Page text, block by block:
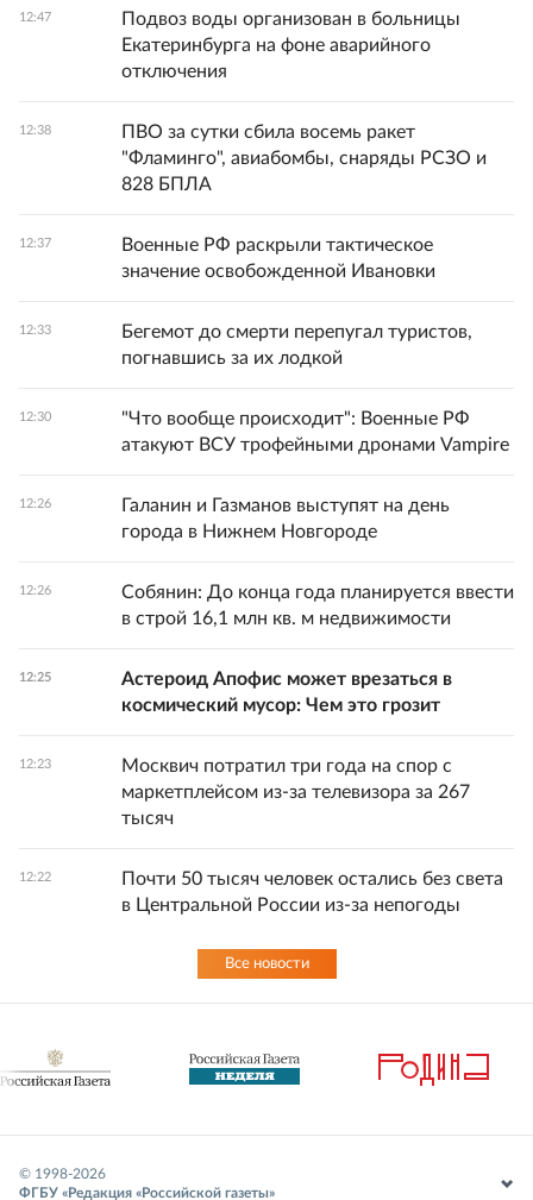
12:47
Подвоз воды организован в больницы
Екатеринбурга на фоне аварийного
отключения
12:38
ПВО за сутки сбила восемь ракет
"Фламинго", авиабомбы, снаряды РСЗО и
828 БПЛА
12:37
Военные РФ раскрыли тактическое
значение освобожденной Ивановки
12:33
Бегемот до смерти перепугал туристов,
погнавшись за их лодкой
12:30
"Что вообще происходит": Военные РФ
атакуют ВСУ трофейными дронами Vampire
12:26
Галанин и Газманов выступят на день
города в Нижнем Новгороде
12:26
Собянин: До конца года планируется ввести
в строй 16,1 млн кв. м недвижимости
12:25
Астероид Апофис может врезаться в
космический мусор: Чем это грозит
12:23
Москвич потратил три года на спор с
маркетплейсом из-за телевизора за 267
тысяч
12:22
Почти 50 тысяч человек остались без света
в Центральной России из-за непогоды
Все новости
© 1998-2026
ФГБУ «Редакция «Российской газеты»